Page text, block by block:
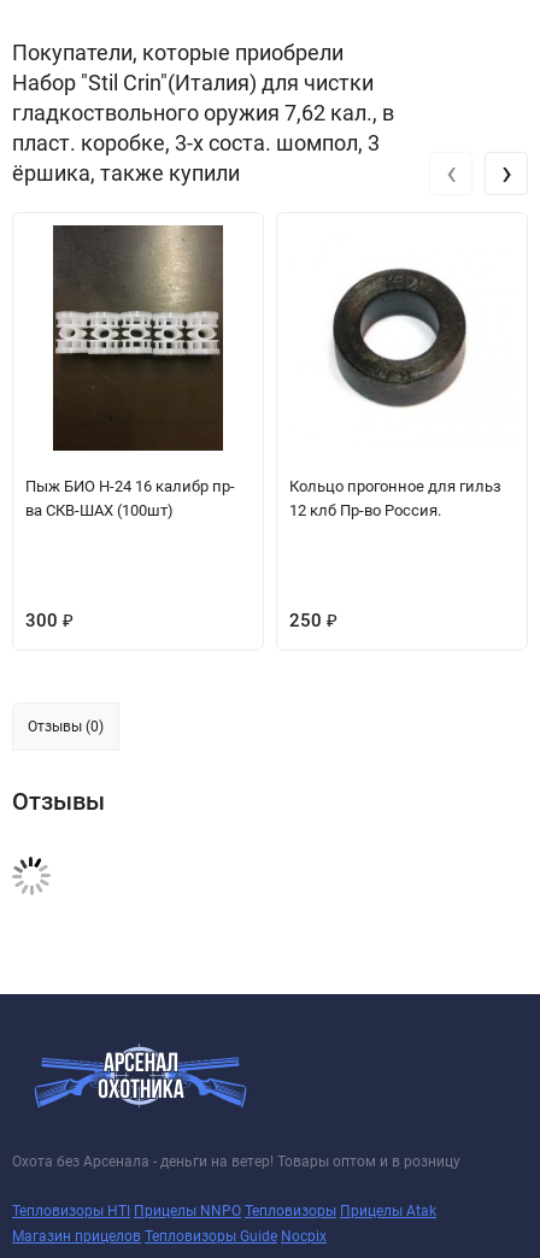
Покупатели, которые приобрели
Набор "Stil Crin"(Италия) для чистки
гладкоствольного оружия 7,62 кал., в
пласт. коробке, 3-х соста. шомпол, 3
ёршика, также купили
Пыж БИО H-24 16 калибр пр-
ва СКВ-ШАХ (100шт)
300 ₽
Кольцо прогонное для гильз
12 клб Пр-во Россия.
250 ₽
‹ ›
Отзывы (0)
Отзывы
Охота без Арсенала - деньги на ветер! Товары оптом и в розницу
Тепловизоры HTI Прицелы NNPO Тепловизоры Прицелы Atak
Магазин прицелов Тепловизоры Guide Nocpix